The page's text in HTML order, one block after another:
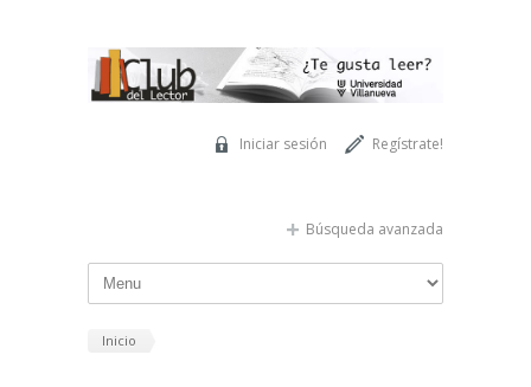
Regístrate!
Iniciar sesión
Búsqueda avanzada
Inicio